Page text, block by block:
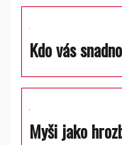
Kdo vás
Myši jako